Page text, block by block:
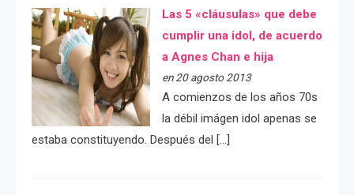
Las 5 «cláusulas» que debe
cumplir una idol, de acuerdo
a Agnes Chan e hija
en 20 agosto 2013
A comienzos de los años 70s
la débil imágen idol apenas se
estaba constituyendo. Después del […]